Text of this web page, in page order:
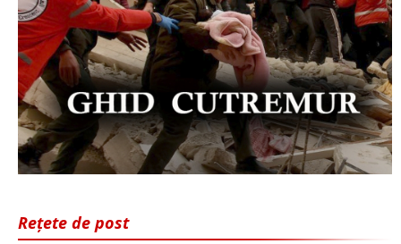
Rețete de post